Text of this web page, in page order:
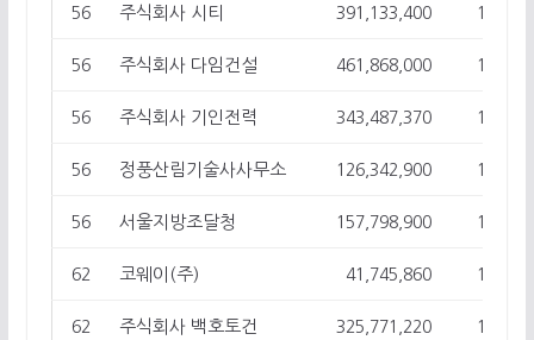
56 주식회사 시티 391,133,400 12
56 주식회사 다임건설 461,868,000 12
56 주식회사 기인전력 343,487,370 12
56 정풍산림기술사사무소 126,342,900 12
56 서울지방조달청 157,798,900 12
62 코웨이(주) 41,745,860 11
62 주식회사 백호토건 325,771,220 11